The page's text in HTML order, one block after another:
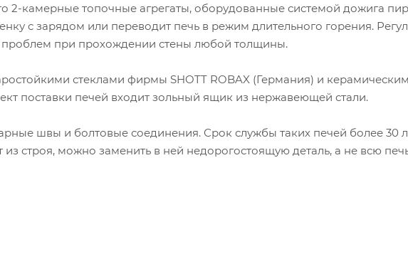
2-камерные топочные агрегаты, оборудованные системой дожига
с зарядом или переводит печь в режим длительного горения.
проблем при прохождении стены любой толщины.
стеклами фирмы SHOTT ROBAX (Германия) и керамическим
поставки печей входит зольный ящик из нержавеющей стали.
швы и болтовые соединения. Срок службы таких печей более 30
строя, можно заменить в ней недорогостоящую деталь, а не всю